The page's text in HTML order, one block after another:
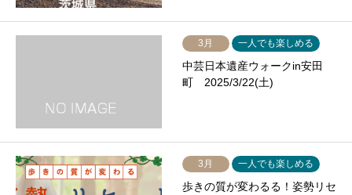
3月 一人でも楽しめる
中芸日本遺産ウォークin安田
町 2025/3/22(土)
3月 一人でも楽しめる
歩きの質が変わるる！姿勢リセ